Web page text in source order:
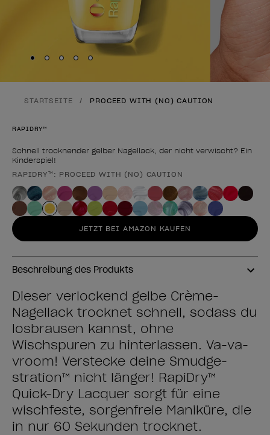
Skip to slide
Skip to slide
Skip to slide
Skip to slide
Skip to slide
STARTSEITE PROCEED WITH (NO) CAUTION
RAPIDRY™
Schnell trocknender gelber Nagellack, der nicht verwischt? Ein
Kinderspiel!
Form des Produkts
RAPIDRY™: PROCEED WITH (NO) CAUTION
JETZT BEI AMAZON KAUFEN
Beschreibung des Produkts
Dieser verlockend gelbe Crème-
Nagellack trocknet schnell, sodass du
losbrausen kannst, ohne
Wischspuren zu hinterlassen. Va-va-
vroom! Verstecke deine Smudge-
stration™ nicht länger! RapiDry™
Quick-Dry Lacquer sorgt für eine
wischfeste, sorgenfreie Maniküre, die
in nur 60 Sekunden trocknet.